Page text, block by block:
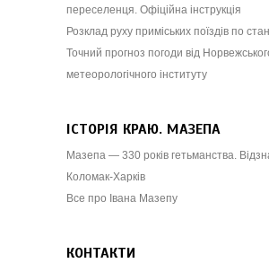
переселенця. Офіційна інструкція
Розклад руху приміських поїздів по
Точний прогноз погоди від
метеорологічного інституту
ІСТОРІЯ КРАЮ. МАЗЕПА
Мазепа — 330 років гетьманства.
Коломак-Харків
Все про Івана Мазепу
КОНТАКТИ